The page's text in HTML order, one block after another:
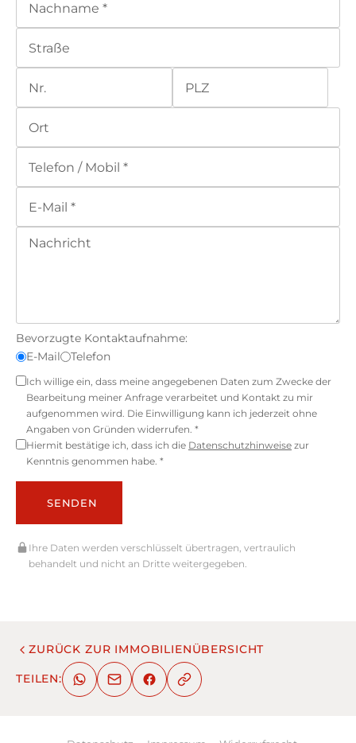
Bevorzugte Kontaktaufnahme:
E-Mail
Telefon
Ich willige ein, dass meine angegebenen Daten zum Zwecke der
Bearbeitung meiner Anfrage verarbeitet und Kontakt zu mir
aufgenommen wird. Die Einwilligung kann ich jederzeit ohne
Angaben von Gründen widerrufen. *
Hiermit bestätige ich, dass ich die Datenschutzhinweise zur
Kenntnis genommen habe. *
SENDEN
Ihre Daten werden verschlüsselt übertragen, vertraulich
behandelt und nicht an Dritte weitergegeben.
ZURÜCK ZUR IMMOBILIENÜBERSICHT
TEILEN: